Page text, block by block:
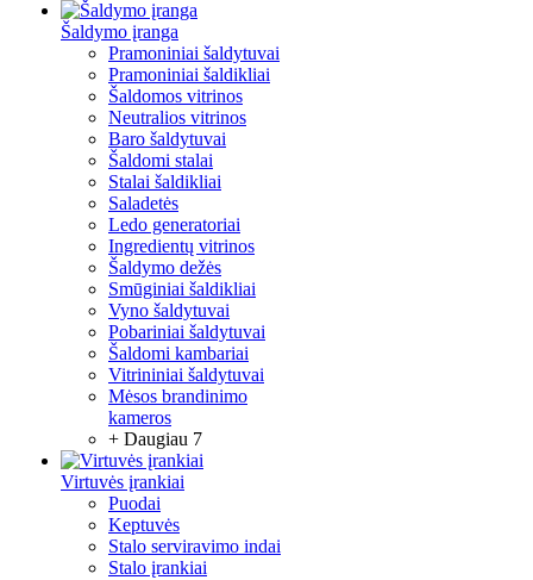
Šaldymo įranga
Pramoniniai šaldytuvai
Pramoniniai šaldikliai
Šaldomos vitrinos
Neutralios vitrinos
Baro šaldytuvai
Šaldomi stalai
Stalai šaldikliai
Saladetės
Ledo generatoriai
Ingredientų vitrinos
Šaldymo dežės
Smūginiai šaldikliai
Vyno šaldytuvai
Pobariniai šaldytuvai
Šaldomi kambariai
Vitrininiai šaldytuvai
Mėsos brandinimo
kameros
+ Daugiau 7
Virtuvės įrankiai
Puodai
Keptuvės
Stalo serviravimo indai
Stalo įrankiai